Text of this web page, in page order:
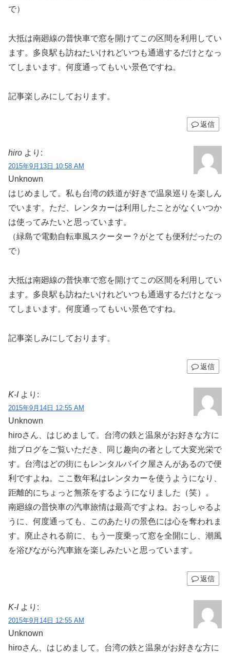
で）
大抵は南廻線の普快車で窓を開けてこの区間を利用してい
ます。多良駅も訪ねたいけれどいつも通過するだけとなっ
てしまいます。何度通ってもいい景色ですね。
記事楽しみにしております。
返信
hiro より:
2015年9月13日 10:58 AM
Unknown
はじめまして。私も台湾の鉄道が好きで温泉巡りを楽しん
でいます。ただ、レンタカーは利用したことがなくいつか
は使ってみたいと思っています。
（緑島で電動自転車風スクーター？がとても便利だったの
で）
大抵は南廻線の普快車で窓を開けてこの区間を利用してい
ます。多良駅も訪ねたいけれどいつも通過するだけとなっ
てしまいます。何度通ってもいい景色ですね。
記事楽しみにしております。
返信
K-I より:
2015年9月14日 12:55 AM
Unknown
hiroさん、はじめまして。台湾の鉄と温泉がお好きな方に
拙ブログをご覧いただき、同じ趣向の者として大変光栄で
す。台湾はどの街にもレンタルバイク屋さんがあるので便
利ですよね。ここ数年私はレンタカーを使うようになり、
距離的にちょっと無茶をするようになりました（笑）。
南廻線の普快車の汽車旅情は最高ですよね。おっしゃるよ
うに、何度通っても、このあたりの景色には心を奪われま
す。廃止される前に、もう一度乗って窓を全開にし、潮風
を浴びながら汽車旅を楽しみたいと思っています。
返信
K-I より:
2015年9月14日 12:55 AM
Unknown
hiroさん、はじめまして。台湾の鉄と温泉がお好きな方に